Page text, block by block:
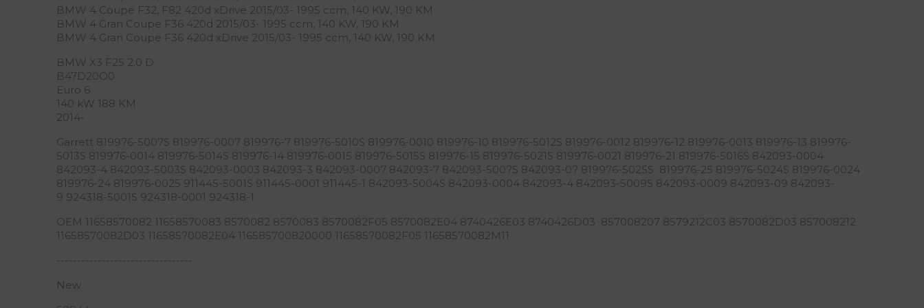
BMW 4 Coupe F32, F82 420d xDrive 2015/03- 1995 ccm, 140 KW, 190 KM
BMW 4 Gran Coupe F36 420d 2015/03- 1995 ccm, 140 KW, 190 KM
BMW 4 Gran Coupe F36 420d xDrive 2015/03- 1995 ccm, 140 KW, 190 KM
BMW X3 F25 2.0 D
B47D20O0
Euro 6
140 kW 188 KM
2014-
Garrett 819976-5007S 819976-0007 819976-7 819976-5010S 819976-0010 819976-10 819976-5012S 819976-0012 819976-12 819976-0013 819976-13 819976-
5013S 819976-0014 819976-5014S 819976-14 819976-0015 819976-5015S 819976-15 819976-5021S 819976-0021 819976-21 819976-5016S 842093-0004
842093-4 842093-5003S 842093-0003 842093-3 842093-0007 842093-7 842093-5007S 842093-07 819976-5025S 819976-25 819976-5024S 819976-0024
819976-24 819976-0025 911445-5001S 911445-0001 911445-1 842093-5004S 842093-0004 842093-4 842093-5009S 842093-0009 842093-09 842093-
9 924318-5001S 924318-0001 924318-1
OEM 11658570082 11658570083 8570082 8570083 8570082F05 8570082E04 8740426E03 8740426D03 857008207 8579212C03 8570082D03 857008212
11658570082D03 11658570082E04 116585700820000 11658570082F05 11658570082M11
---------------------------------
New
Open link in new window